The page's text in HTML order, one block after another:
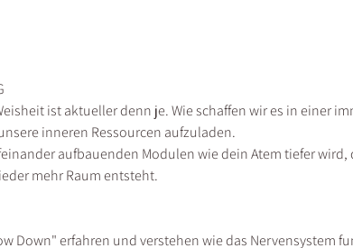
ist aktueller denn je. Wie schaffen wir es in einer
inneren Ressourcen aufzuladen.
aufbauenden Modulen wie dein Atem tiefer wird,
mehr Raum entsteht.
Down" erfahren und verstehen wie das Nervensystem